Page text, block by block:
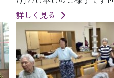
詳しく見る